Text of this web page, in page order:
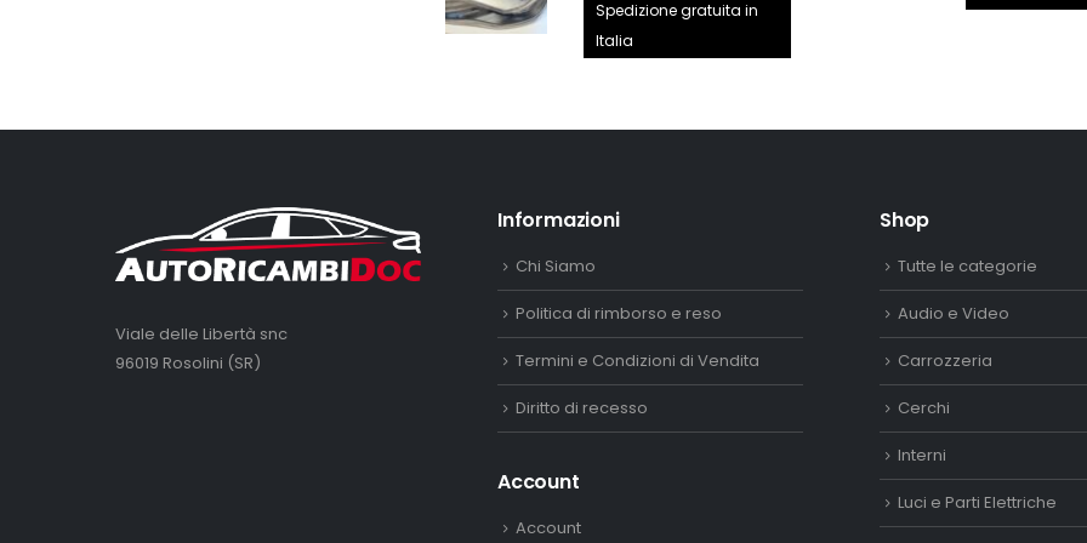
prezzo
prezzo
Spedizione gratuita in
Italia
Viale delle Libertà snc
96019 Rosolini (SR)
Informazioni
Chi Siamo
Politica di rimborso e reso
Termini e Condizioni di Vendita
Diritto di recesso
Account
Account
Shop
Tutte le categorie
Audio e Video
Carrozzeria
Cerchi
Interni
Luci e Parti Elettriche